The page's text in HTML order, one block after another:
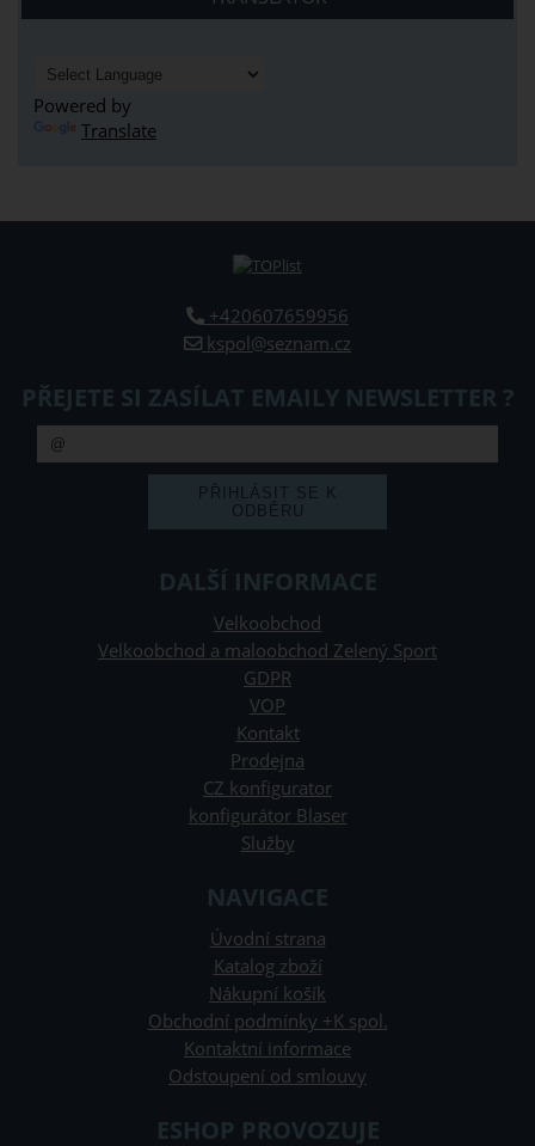
Powered by
Translate
+420607659956
kspol@seznam.cz
PŘEJETE SI ZASÍLAT EMAILY NEWSLETTER ?
DALŠÍ INFORMACE
Velkoobchod
Velkoobchod a maloobchod Zelený Sport
GDPR
VOP
Kontakt
Prodejna
CZ konfigurator
konfigurátor Blaser
Služby
NAVIGACE
Úvodní strana
Katalog zboží
Nákupní košík
Obchodní podmínky +K spol.
Kontaktní informace
Odstoupení od smlouvy
ESHOP PROVOZUJE